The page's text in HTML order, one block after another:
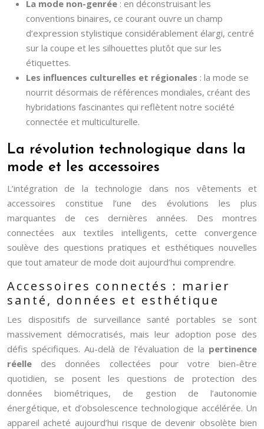
La mode non-genrée : en déconstruisant les
conventions binaires, ce courant ouvre un champ
d’expression stylistique considérablement élargi, centré
sur la coupe et les silhouettes plutôt que sur les
étiquettes.
Les influences culturelles et régionales : la mode se
nourrit désormais de références mondiales, créant des
hybridations fascinantes qui reflètent notre société
connectée et multiculturelle.
La révolution technologique dans la
mode et les accessoires
L’intégration de la technologie dans nos vêtements et
accessoires constitue l’une des évolutions les plus
marquantes de ces dernières années. Des montres
connectées aux textiles intelligents, cette convergence
soulève des questions pratiques et esthétiques nouvelles
que tout amateur de mode doit aujourd’hui comprendre.
Accessoires connectés : marier
santé, données et esthétique
Les dispositifs de surveillance santé portables se sont
massivement démocratisés, mais leur adoption pose des
défis spécifiques. Au-delà de l’évaluation de la pertinence
réelle des données collectées pour votre bien-être
quotidien, se posent les questions de protection des
données biométriques, de gestion de l’autonomie
énergétique, et d’obsolescence technologique accélérée. Un
appareil acheté aujourd’hui risque de devenir obsolète bien